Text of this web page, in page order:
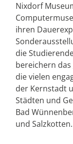
Nixdorf
ihren
die
bereichern
die vielen
der Kernstadt
Städten und
Bad
und Salzkotten.